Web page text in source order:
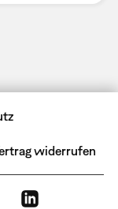
widerrufen